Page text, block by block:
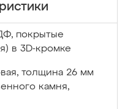
покрытые
в 3D-кромке
толщина 26 мм
камня,